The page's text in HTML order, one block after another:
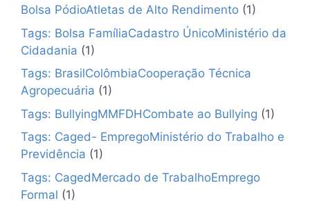
Bolsa PódioAtletas de Alto Rendimento (1)
Tags: Bolsa FamíliaCadastro ÚnicoMinistério da
Cidadania (1)
Tags: BrasilColômbiaCooperação Técnica
Agropecuária (1)
Tags: BullyingMMFDHCombate ao Bullying (1)
Tags: Caged- EmpregoMinistério do Trabalho e
Previdência (1)
Tags: CagedMercado de TrabalhoEmprego
Formal (1)